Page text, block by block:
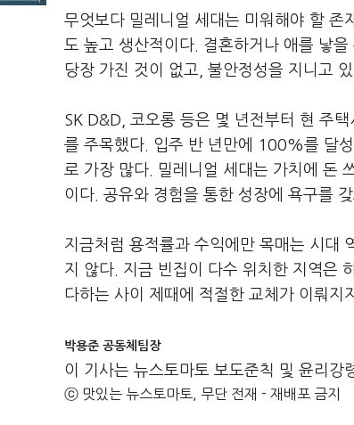
무엇보다 밀레니얼 세대는 미워해야 할 존
도 높고 생산적이다. 결혼하거나 애를 낳
당장 가진 것이 없고, 불안정성을 지니고
SK D&D, 코오롱 등은 몇 년전부터 현 주
를 주목했다. 입주 반 년만에 100%를 달
로 가장 많다. 밀레니얼 세대는 가치에 돈
이다. 공유와 경험을 통한 성장에 욕구를 갖
지금처럼 용적률과 수익에만 목매는 시대
지 않다. 지금 빈집이 다수 위치한 지역은
다하는 사이 제때에 적절한 교체가 이뤄지
박용준 공동체팀장
이 기사는 뉴스토마토 보도준칙 및 윤리강
ⓒ 맛있는 뉴스토마토, 무단 전재 - 재배포 금지